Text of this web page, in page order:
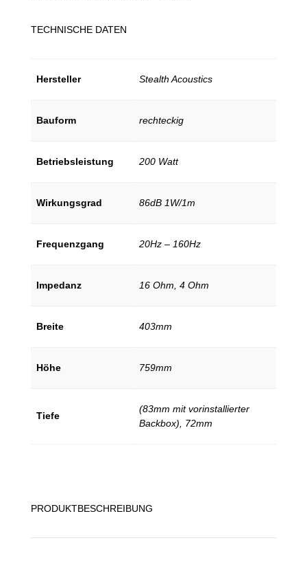
TECHNISCHE DATEN
Hersteller Stealth Acoustics
Bauform rechteckig
Betriebsleistung 200 Watt
Wirkungsgrad 86dB 1W/1m
Frequenzgang 20Hz – 160Hz
Impedanz 16 Ohm, 4 Ohm
Breite 403mm
Höhe 759mm
Tiefe
(83mm mit vorinstallierter
Backbox), 72mm
PRODUKTBESCHREIBUNG